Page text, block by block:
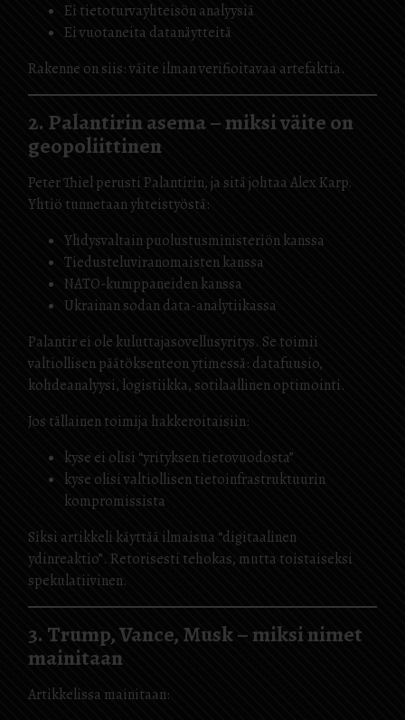
Ei tietoturvayhteisön analyysiä
Ei vuotaneita datanäytteitä
Rakenne on siis: väite ilman verifioitavaa artefaktia.
2. Palantirin asema – miksi väite on
geopoliittinen
Peter Thiel perusti Palantirin, ja sitä johtaa Alex Karp.
Yhtiö tunnetaan yhteistyöstä:
Yhdysvaltain puolustusministeriön kanssa
Tiedusteluviranomaisten kanssa
NATO-kumppaneiden kanssa
Ukrainan sodan data-analytiikassa
Palantir ei ole kuluttajasovellusyritys. Se toimii
valtiollisen päätöksenteon ytimessä: datafuusio,
kohdeanalyysi, logistiikka, sotilaallinen optimointi.
Jos tällainen toimija hakkeroitaisiin:
kyse ei olisi “yrityksen tietovuodosta”
kyse olisi valtiollisen tietoinfrastruktuurin
kompromissista
Siksi artikkeli käyttää ilmaisua “digitaalinen
ydinreaktio”. Retorisesti tehokas, mutta toistaiseksi
spekulatiivinen.
3. Trump, Vance, Musk – miksi nimet
mainitaan
Artikkelissa mainitaan: